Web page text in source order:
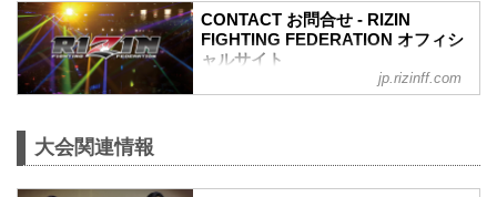
CLUB先行
③先行販売（オフィシャルサイト先行・
プレイガイド先行・番組・チラシ等 順不
④各プレイガイドの一般発売
CONTACT お問合せ - RIZIN
FIGHTING FEDERATION オフィシ
ャルサイト
jp.rizinff.com
大会関連情報